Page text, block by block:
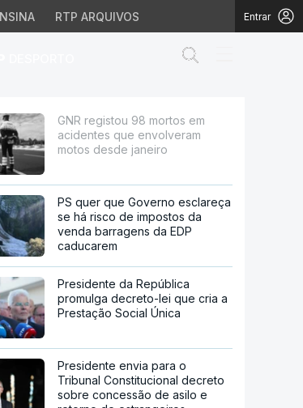
RTP ARQUIVOS Entrar
motos
GNR registou 98 mortos em
acidentes que envolveram
motos desde janeiro
PS quer que Governo esclareça
se há risco de impostos da
venda barragens da EDP
caducarem
Presidente da República
promulga decreto-lei que cria a
Prestação Social Única
Presidente envia para o
Tribunal Constitucional decreto
sobre concessão de asilo e